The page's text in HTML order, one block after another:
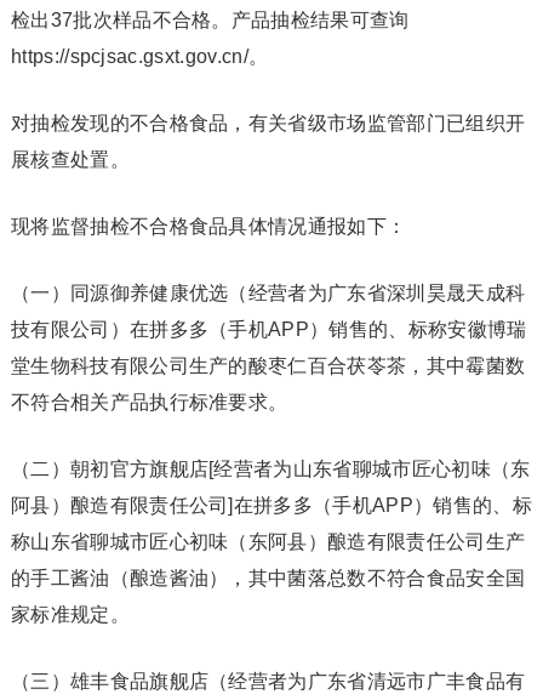
检出37批次样品不合格。产品抽检结果可查询
https://spcjsac.gsxt.gov.cn/。
对抽检发现的不合格食品，有关省级市场监管部门已组织开
展核查处置。
现将监督抽检不合格食品具体情况通报如下：
（一）同源御养健康优选（经营者为广东省深圳昊晟天成科
技有限公司）在拼多多（手机APP）销售的、标称安徽博瑞
堂生物科技有限公司生产的酸枣仁百合茯苓茶，其中霉菌数
不符合相关产品执行标准要求。
（二）朝初官方旗舰店[经营者为山东省聊城市匠心初味（东
阿县）酿造有限责任公司]在拼多多（手机APP）销售的、标
称山东省聊城市匠心初味（东阿县）酿造有限责任公司生产
的手工酱油（酿造酱油），其中菌落总数不符合食品安全国
家标准规定。
（三）雄丰食品旗舰店（经营者为广东省清远市广丰食品有